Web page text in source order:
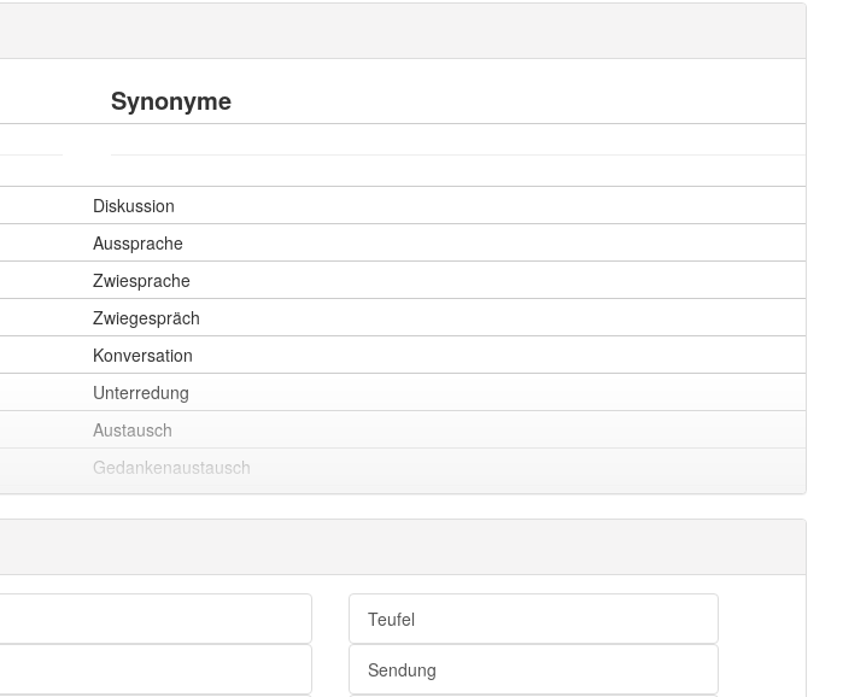
Synonyme
Diskussion
Aussprache
Zwiesprache
Zwiegespräch
Konversation
Unterredung
Austausch
Gedankenaustausch
Dialog
Teufel
Sendung